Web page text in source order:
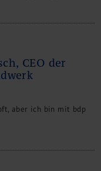
CEO der
aber ich bin mit bdp